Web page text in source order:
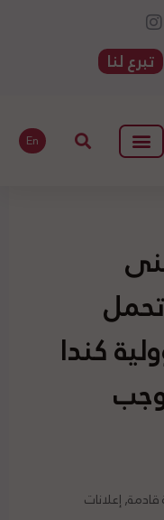
تبرع لنا
En
كندا
,إعلانات